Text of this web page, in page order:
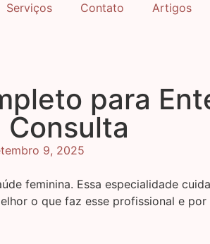
Serviços Contato Artigos
para
9, 2025
feminina. Essa especialidade
o que faz esse profissional e